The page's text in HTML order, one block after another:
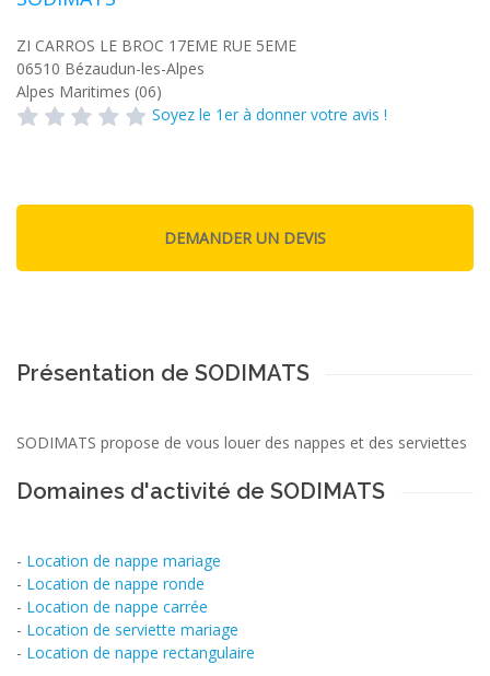
ZI CARROS LE BROC 17EME RUE 5EME
06510 Bézaudun-les-Alpes
Alpes Maritimes (06)
Soyez le 1er à donner votre avis !
Présentation de SODIMATS
SODIMATS propose de vous louer des nappes et des serviettes
Domaines d'activité de SODIMATS
- Location de nappe mariage
- Location de nappe ronde
- Location de nappe carrée
- Location de serviette mariage
- Location de nappe rectangulaire